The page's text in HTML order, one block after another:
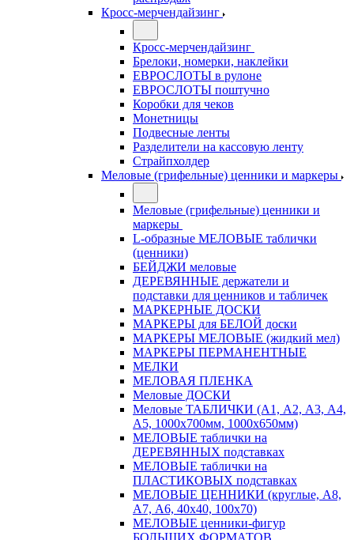
Кросс-мерчендайзинг
Кросс-мерчендайзинг
Брелоки, номерки, наклейки
ЕВРОСЛОТЫ в рулоне
ЕВРОСЛОТЫ поштучно
Коробки для чеков
Монетницы
Подвесные ленты
Разделители на кассовую ленту
Страйпхолдер
Меловые (грифельные) ценники и маркеры
Меловые (грифельные) ценники и
маркеры
L-образные МЕЛОВЫЕ таблички
(ценники)
БЕЙДЖИ меловые
ДЕРЕВЯННЫЕ держатели и
подставки для ценников и табличек
МАРКЕРНЫЕ ДОСКИ
МАРКЕРЫ для БЕЛОЙ доски
МАРКЕРЫ МЕЛОВЫЕ (жидкий мел)
МАРКЕРЫ ПЕРМАНЕНТНЫЕ
МЕЛКИ
МЕЛОВАЯ ПЛЕНКА
Меловые ДОСКИ
Меловые ТАБЛИЧКИ (А1, А2, А3, А4,
А5, 1000х700мм, 1000х650мм)
МЕЛОВЫЕ таблички на
ДЕРЕВЯННЫХ подставках
МЕЛОВЫЕ таблички на
ПЛАСТИКОВЫХ подставках
МЕЛОВЫЕ ЦЕННИКИ (круглые, А8,
А7, А6, 40х40, 100х70)
МЕЛОВЫЕ ценники-фигур
БОЛЬШИХ ФОРМАТОВ